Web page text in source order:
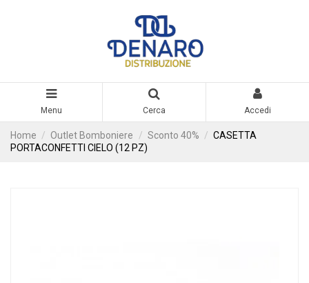
Menu Cerca Accedi
Home Outlet Bomboniere Sconto 40%
CASETTA
PORTACONFETTI CIELO (12 PZ)